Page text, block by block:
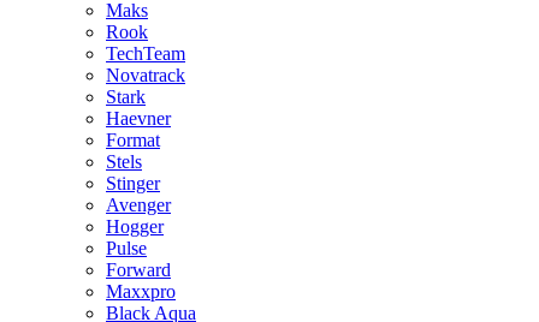
Maks
Rook
TechTeam
Novatrack
Stark
Haevner
Format
Stels
Stinger
Avenger
Hogger
Pulse
Forward
Maxxpro
Black Aqua